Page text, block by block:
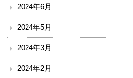
医療安全推進室
診療
2024年6月
2024年5月
2024年3月
2024年2月